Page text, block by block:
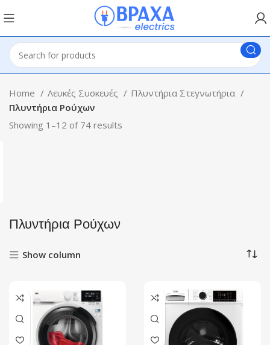
Home Λευκές Συσκευές
Πλυντήρια Στεγνωτήρια
Πλυντήρια Ρούχων
Showing 1–12 of 74 results
Πλυντήρια Ρούχων
Show column